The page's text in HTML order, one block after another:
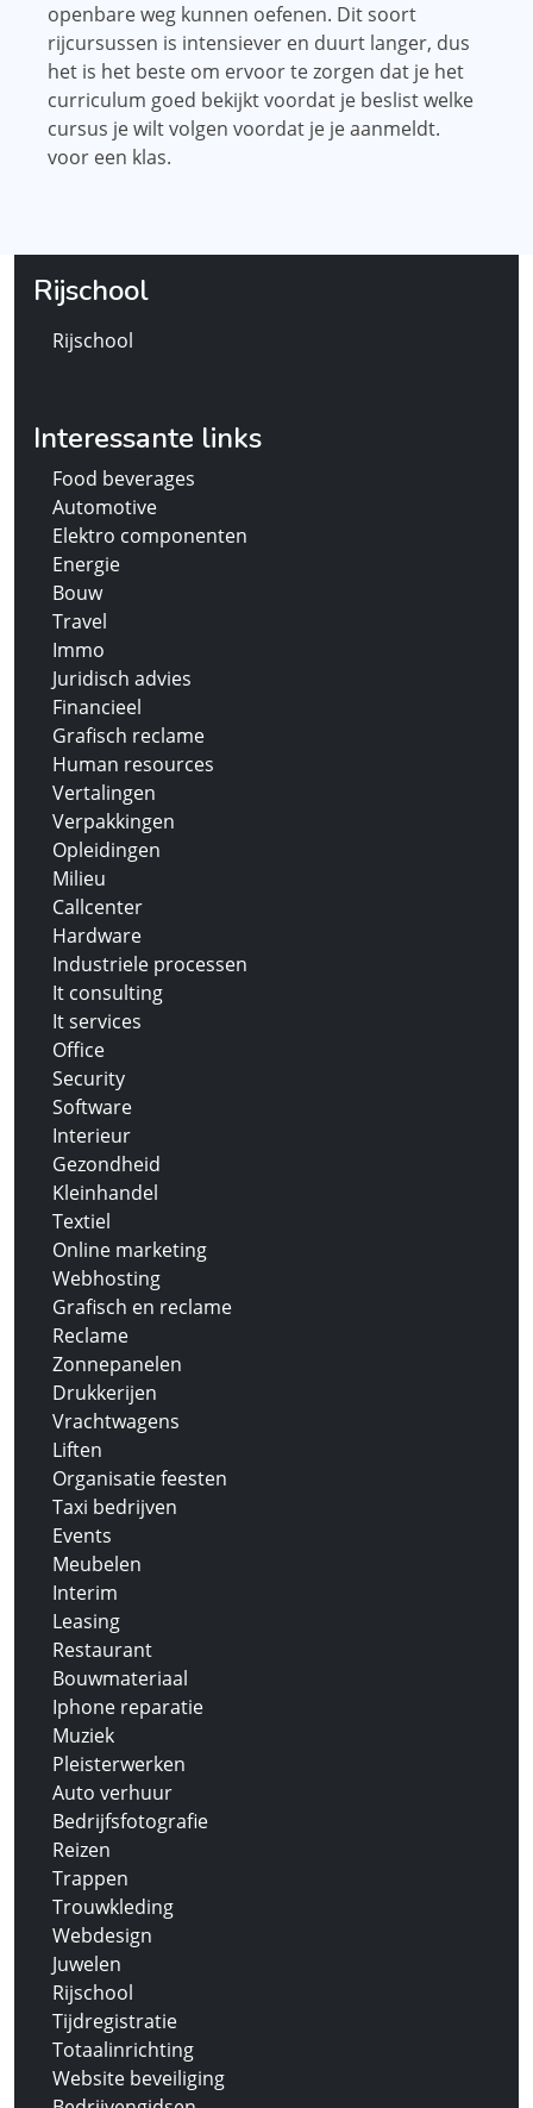
openbare weg kunnen oefenen. Dit soort
rijcursussen is intensiever en duurt langer, dus
het is het beste om ervoor te zorgen dat je het
curriculum goed bekijkt voordat je beslist welke
cursus je wilt volgen voordat je je aanmeldt.
voor een klas.
Rijschool
Rijschool
Interessante links
Food beverages
Automotive
Elektro componenten
Energie
Bouw
Travel
Immo
Juridisch advies
Financieel
Grafisch reclame
Human resources
Vertalingen
Verpakkingen
Opleidingen
Milieu
Callcenter
Hardware
Industriele processen
It consulting
It services
Office
Security
Software
Interieur
Gezondheid
Kleinhandel
Textiel
Online marketing
Webhosting
Grafisch en reclame
Reclame
Zonnepanelen
Drukkerijen
Vrachtwagens
Liften
Organisatie feesten
Taxi bedrijven
Events
Meubelen
Interim
Leasing
Restaurant
Bouwmateriaal
Iphone reparatie
Muziek
Pleisterwerken
Auto verhuur
Bedrijfsfotografie
Reizen
Trappen
Trouwkleding
Webdesign
Juwelen
Rijschool
Tijdregistratie
Totaalinrichting
Website beveiliging